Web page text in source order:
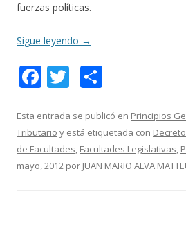
fuerzas políticas.
Sigue leyendo →
F
e
b
o
T
itt
er
m
p
ar
Esta entrada se publicó en Principios
Tributario y está etiquetada con
de Facultades, Facultades Legislativas,
mayo, 2012 por JUAN MARIO ALVA